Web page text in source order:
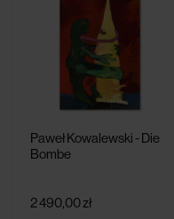
Paweł Kowalewski - Die
Bombe
2 490,00 zł